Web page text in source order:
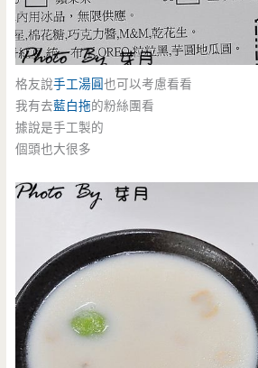
格友說手工湯圓也可以考慮看看
我有去藍白拖的粉絲團看
據說是手工製的
個頭也大很多